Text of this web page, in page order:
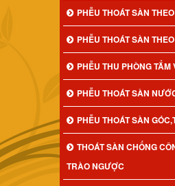
PHỄU THOÁT SÀN
PHỄU THOÁT SÀN
PHỄU THU PHÒNG TẮM
PHỄU THOÁT SÀN
PHỄU THOÁT SÀN
THOÁT SÀN CHỐNG
TRÀO NGƯỢC